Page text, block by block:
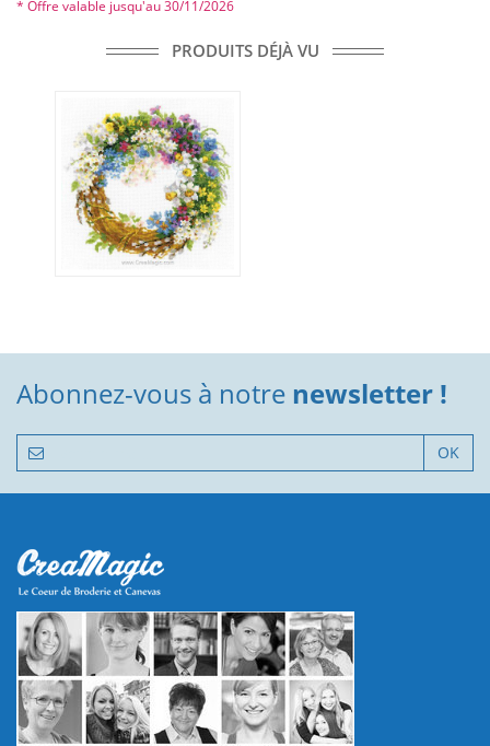
* Offre valable jusqu'au 30/11/2026
PRODUITS DÉJÀ VU
Abonnez-vous à notre newsletter !
OK